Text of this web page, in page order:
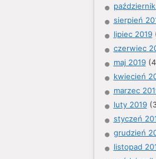
sierpień
lipiec 2019
czerwiec
maj 2019
kwiecień
marzec
luty 2019
styczeń
grudzień
listopad